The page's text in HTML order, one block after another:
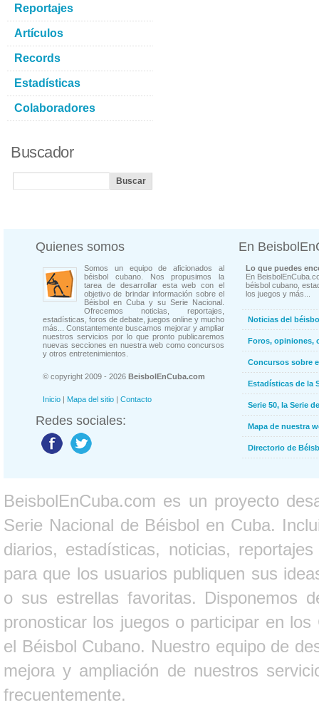
Reportajes
Artículos
Records
Estadísticas
Colaboradores
Buscador
Quienes somos
Somos un equipo de aficionados al
béisbol cubano. Nos propusimos la
tarea de desarrollar esta web con el
objetivo de brindar información sobre el
Béisbol en Cuba y su Serie Nacional.
Ofrecemos noticias, reportajes,
estadísticas, foros de debate, juegos online y mucho
más... Constantemente buscamos mejorar y ampliar
nuestros servicios por lo que pronto publicaremos
nuevas secciones en nuestra web como concursos
y otros entretenimientos.
© copyright 2009 - 2026 BeisbolEnCuba.com
Inicio | Mapa del sitio | Contacto
Redes sociales:
En
Lo que puedes
En
béisbol cubano,
los juegos y más...
Noticias del
Foros, opiniones,
Concursos sobre
Estadísticas de la
Serie 50, la Serie
Mapa de nuestra
Directorio de
BeisbolEnCuba.com es un proyecto
Serie Nacional de Béisbol en Cuba.
diarios, estadísticas, noticias,
para que los usuarios publiquen sus
o sus estrellas favoritas. Disponemos
pronosticar los juegos o participar en
el Béisbol Cubano. Nuestro equipo de
mejora y ampliación de nuestros
frecuentemente.